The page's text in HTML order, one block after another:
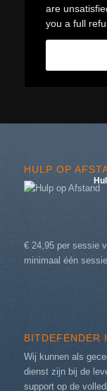
are
you a full
HULP OP
€ 24,95 per sessie
minimaal één
BITDEFENDER
Wij kunnen als
dienst zijn bij de
support op de